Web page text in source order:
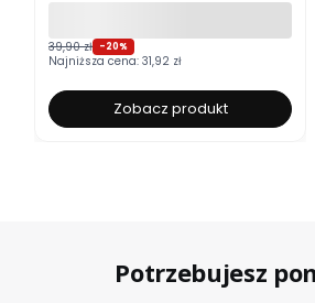
39,90 zł -20%
Najniższa cena: 31,92 zł
Zobacz produkt
Potrzebujesz